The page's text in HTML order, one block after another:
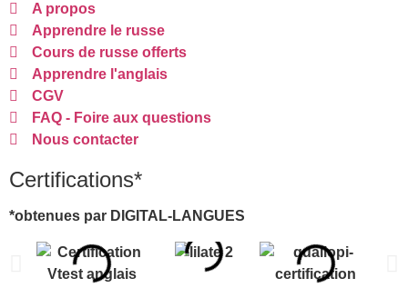
A propos
Apprendre le russe
Cours de russe offerts
Apprendre l'anglais
CGV
FAQ - Foire aux questions
Nous contacter
Certifications*
*obtenues par DIGITAL-LANGUES